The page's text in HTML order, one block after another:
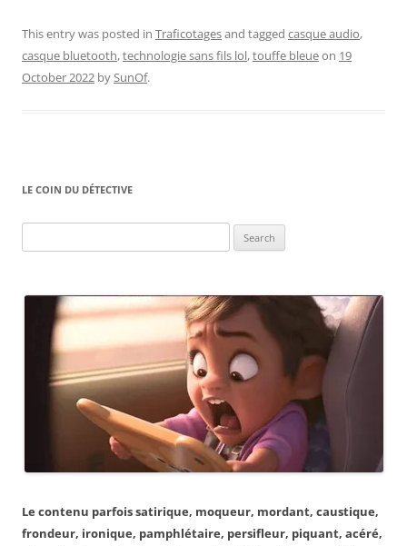
This entry was posted in Traficotagesand tagged casque audio,
casque bluetooth,technologie sans fils lol,touffe bleueon 19
October 2022 bySunOf.
LE COIN DU DÉTECTIVE
for:
Le contenu parfois satirique, moqueur, mordant, caustique,
frondeur, ironique, pamphlétaire, persifleur, piquant, acéré,